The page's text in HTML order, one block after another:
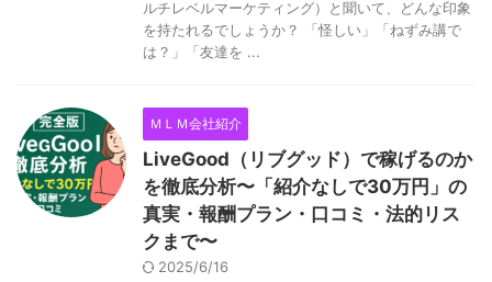
ルチレベルマーケティング）と聞いて、どんな印象
を持たれるでしょうか？ 「怪しい」「ねずみ講で
は？」「友達を ...
ＭＬＭ会社紹介
LiveGood（リブグッド）で稼げるのか
を徹底分析〜「紹介なしで30万円」の
真実・報酬プラン・口コミ・法的リス
クまで〜
2025/6/16